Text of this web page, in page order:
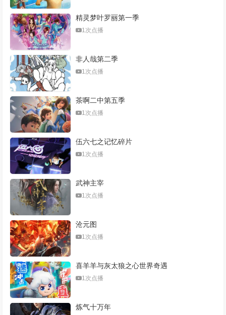
精灵梦叶罗丽第一季
1次点播
非人哉第二季
1次点播
茶啊二中第五季
1次点播
伍六七之记忆碎片
1次点播
武神主宰
1次点播
沧元图
1次点播
喜羊羊与灰太狼之心世界奇遇
1次点播
炼气十万年